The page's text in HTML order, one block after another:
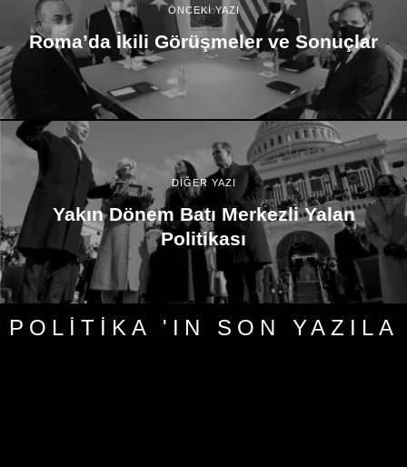
ÖNCEKİ YAZI
Roma’da İkili Görüşmeler ve Sonuçlar
DİĞER YAZI
Yakın Dönem Batı Merkezli Yalan
Politikası
POLITIKA 'IN SON